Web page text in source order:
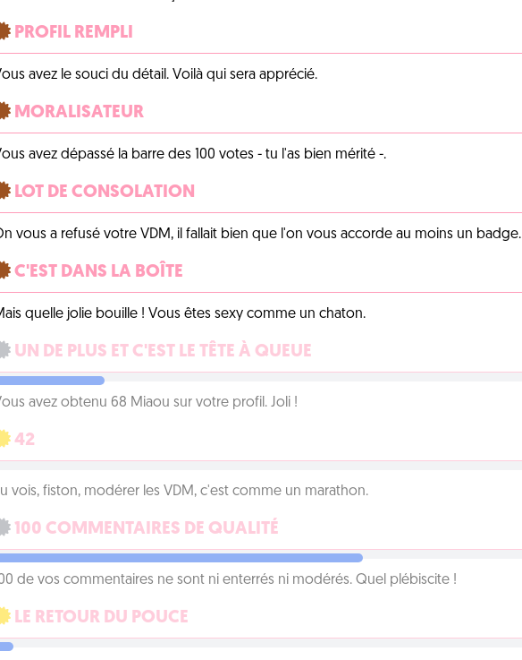
PROFIL REMPLI
avez le souci du détail. Voilà qui sera apprécié.
MORALISATEUR
avez dépassé la barre des 100 votes - tu l'as bien mérité -.
LOT DE CONSOLATION
vous a refusé votre VDM, il fallait bien que l'on vous accorde au moins un badge.
C'EST DANS LA BOÎTE
quelle jolie bouille ! Vous êtes sexy comme un chaton.
UN DE PLUS ET C'EST LE TÊTE À QUEUE
avez obtenu 68 Miaou sur votre profil. Joli !
42
Tu vois, fiston, modérer les VDM, c'est comme un marathon.
100 COMMENTAIRES DE QUALITÉ
de vos commentaires ne sont ni enterrés ni modérés. Quel plébiscite !
LE RETOUR DU POUCE